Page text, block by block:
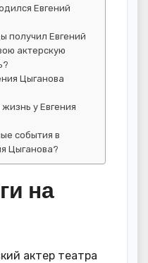
Евгений
получил Евгений
актерскую
Цыганова
у Евгения
события в
Цыганова?
на
актер театра